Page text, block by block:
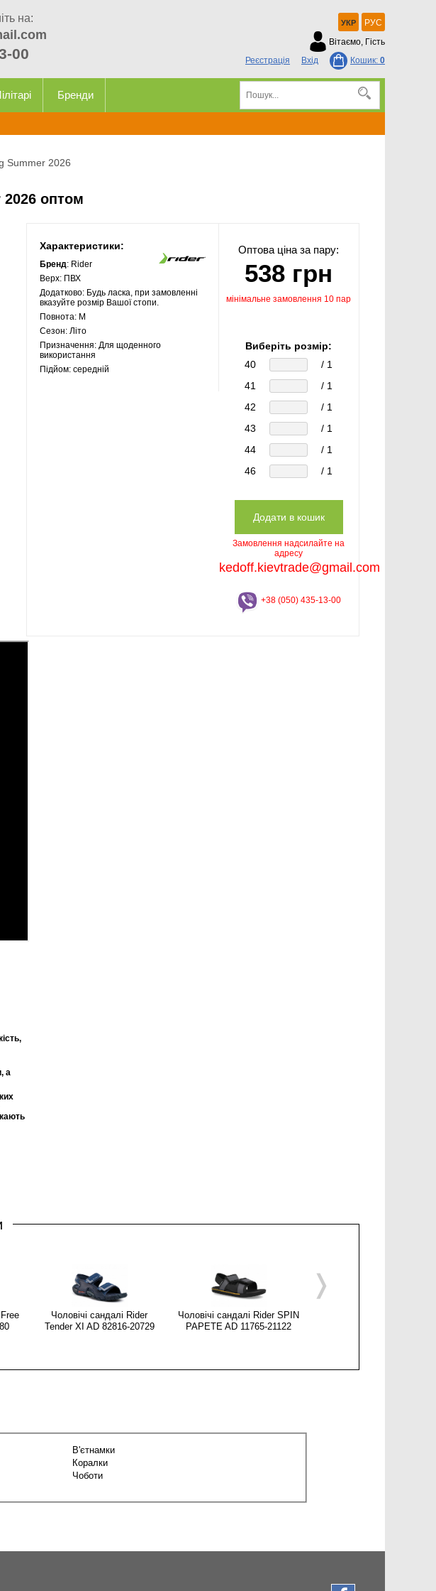
на:
00
УКР
РУС
Вітаємо, Гість
Реєстрація
Вхід Кошик: 0
Бренди
Summer 2026
2026 оптом
а
Характеристики:
Бренд: Rider
Верх: ПВХ
Додатково: Будь ласка, при замовленні
вказуйте розмір Вашої стопи.
Повнота: M
Сезон: Літо
Призначення: Для щоденного
використання
Підйом: середній
Оптова ціна за пару:
538 грн
мінімальне замовлення 10 пар
Виберіть розмір:
40
/ 1
41
/ 1
42
/ 1
43
/ 1
44
/ 1
46
/ 1
Замовлення надсилайте на
адресу
kedoff.kievtrade@gmail.com
+38 (050) 435-13-00
Чоловічі сандалі Rider
Tender XI AD 82816-20729
Чоловічі сандалі Rider SPIN
PAPETE AD 11765-21122
❭
В'єтнамки
Коралки
Чоботи